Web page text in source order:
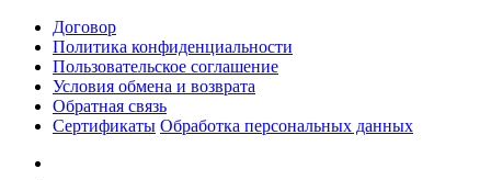
Договор
Политика конфиденциальности
Пользовательское соглашение
Условия обмена и возврата
Обратная связь
Сертификаты Обработка персональных данных